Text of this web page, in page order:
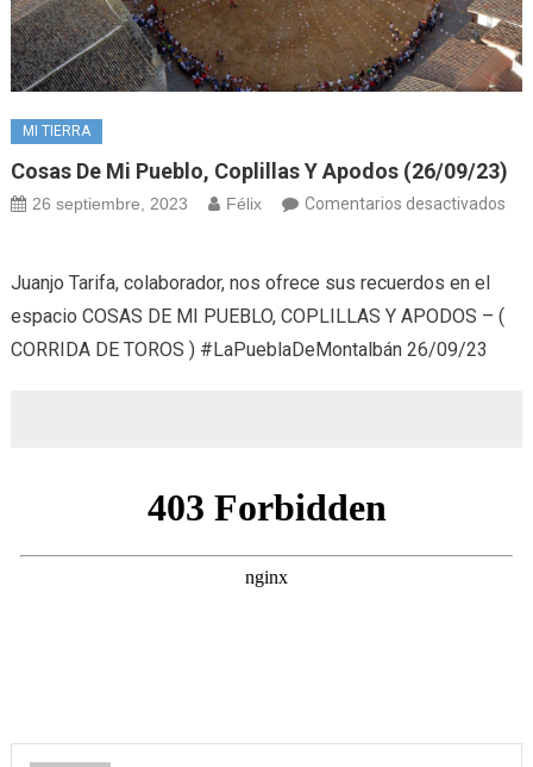
MI TIERRA
Cosas De Mi Pueblo, Coplillas Y Apodos (26/09/23)
26 septiembre, 2023 Félix
Comentarios desactivados
de
mi
pueblo,
Juanjo Tarifa, colaborador, nos ofrece sus recuerdos en el
espacio COSAS DE MI PUEBLO, COPLILLAS Y APODOS – (
CORRIDA DE TOROS ) #LaPueblaDeMontalbán 26/09/23